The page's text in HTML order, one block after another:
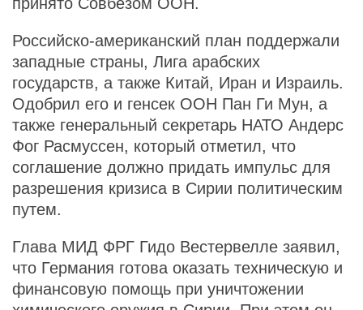
Российско-американский план поддержали
западные страны, Лига арабских
государств, а также Китай, Иран и Израиль.
Одобрил его и генсек ООН Пан Ги Мун, а
также генеральный секретарь НАТО Андерс
Фог Расмуссен, который отметил, что
соглашение должно придать импульс для
разрешения кризиса в Сирии политическим
путем.
Глава МИД ФРГ Гидо Вестервелле заявил,
что Германия готова оказать техническую и
финансовую помощь при уничтожении